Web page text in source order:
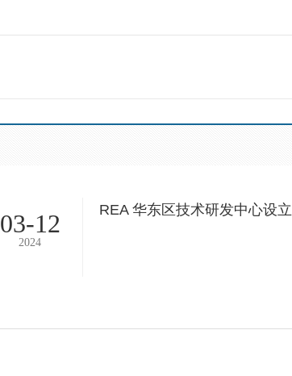
03-12
2024
REA 华东区技术研发中心设立